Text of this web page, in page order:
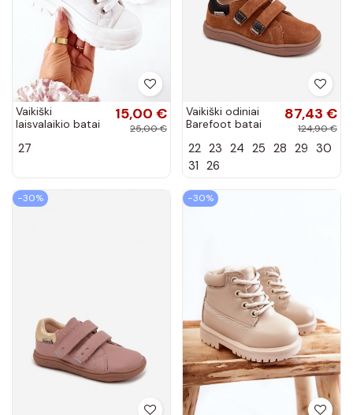
Vaikiški
laisvalaikio batai
baltos spalvos
15,00 €
25,00 €
27
Vaikiški odiniai
Barefoot batai
rudos spalvos
87,43 €
124,90 €
22 23 24 25 28 29 30
31 26
−30% −30%